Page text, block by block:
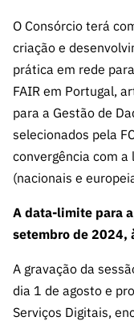
O Consórcio terá
criação e
prática em rede
FAIR em Portugal,
para a Gestão de
selecionados pela
convergência com
(nacionais e
A data-limite para
setembro de 2024,
A gravação da
dia 1 de agosto e
Serviços Digitais,